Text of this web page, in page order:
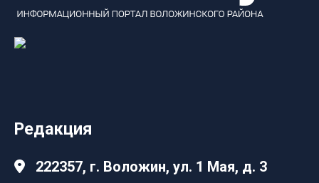
Редакция
222357, г. Воложин, ул. 1 Мая, д. 3